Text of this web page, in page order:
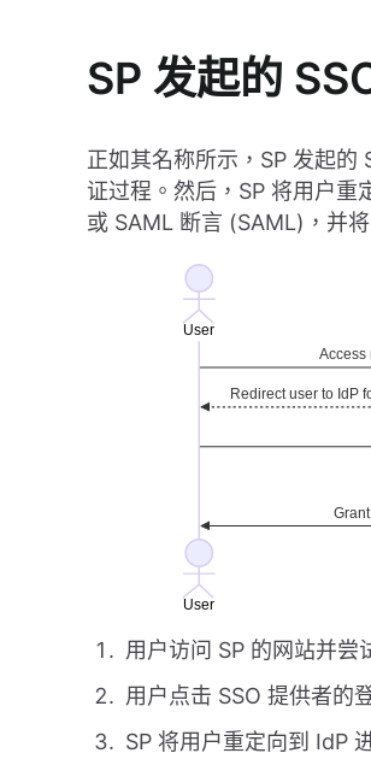
SP 发起的
正如其名称所示，SP 发起的
证过程。然后，SP 将用户
或 SAML 断言 (SAML)，并
用户访问 SP 的网站并尝
用户点击 SSO 提供者的
SP 将用户重定向到 IdP